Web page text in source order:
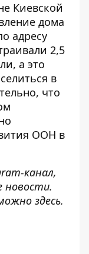
Киевской
дома
адресу
2,5
а это
в
что
ООН в
канал,
новости.
здесь.